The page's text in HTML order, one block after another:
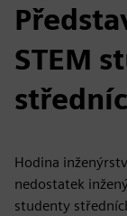
STEM
Hodina
nedostatek
studenty